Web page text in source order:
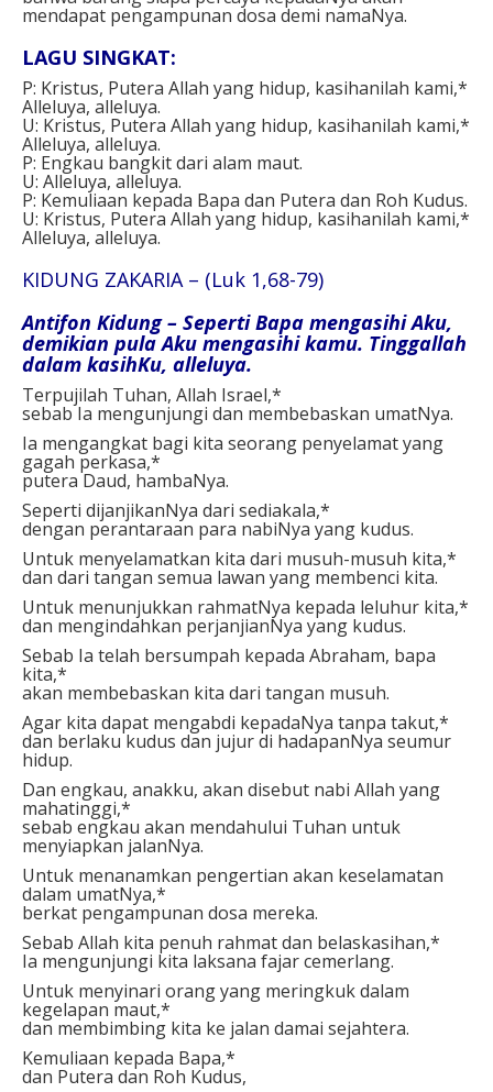
mendapat pengampunan dosa demi namaNya.
LAGU SINGKAT:
P: Kristus, Putera Allah yang hidup, kasihanilah kami,*
Alleluya, alleluya.
U: Kristus, Putera Allah yang hidup, kasihanilah kami,*
Alleluya, alleluya.
P: Engkau bangkit dari alam maut.
U: Alleluya, alleluya.
P: Kemuliaan kepada Bapa dan Putera dan Roh Kudus.
U: Kristus, Putera Allah yang hidup, kasihanilah kami,*
Alleluya, alleluya.
KIDUNG ZAKARIA – (Luk 1,68-79)
Antifon Kidung – Seperti Bapa mengasihi Aku,
demikian pula Aku mengasihi kamu. Tinggallah
dalam kasihKu, alleluya.
Terpujilah Tuhan, Allah Israel,*
sebab Ia mengunjungi dan membebaskan umatNya.
Ia mengangkat bagi kita seorang penyelamat yang
gagah perkasa,*
putera Daud, hambaNya.
Seperti dijanjikanNya dari sediakala,*
dengan perantaraan para nabiNya yang kudus.
Untuk menyelamatkan kita dari musuh-musuh kita,*
dan dari tangan semua lawan yang membenci kita.
Untuk menunjukkan rahmatNya kepada leluhur kita,*
dan mengindahkan perjanjianNya yang kudus.
Sebab Ia telah bersumpah kepada Abraham, bapa
kita,*
akan membebaskan kita dari tangan musuh.
Agar kita dapat mengabdi kepadaNya tanpa takut,*
dan berlaku kudus dan jujur di hadapanNya seumur
hidup.
Dan engkau, anakku, akan disebut nabi Allah yang
mahatinggi,*
sebab engkau akan mendahului Tuhan untuk
menyiapkan jalanNya.
Untuk menanamkan pengertian akan keselamatan
dalam umatNya,*
berkat pengampunan dosa mereka.
Sebab Allah kita penuh rahmat dan belaskasihan,*
Ia mengunjungi kita laksana fajar cemerlang.
Untuk menyinari orang yang meringkuk dalam
kegelapan maut,*
dan membimbing kita ke jalan damai sejahtera.
Kemuliaan kepada Bapa,*
dan Putera dan Roh Kudus,